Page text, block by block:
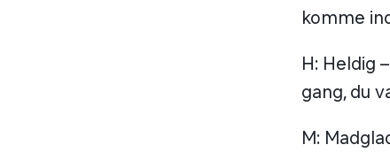
komme
H: Heldig
gang, du
M: